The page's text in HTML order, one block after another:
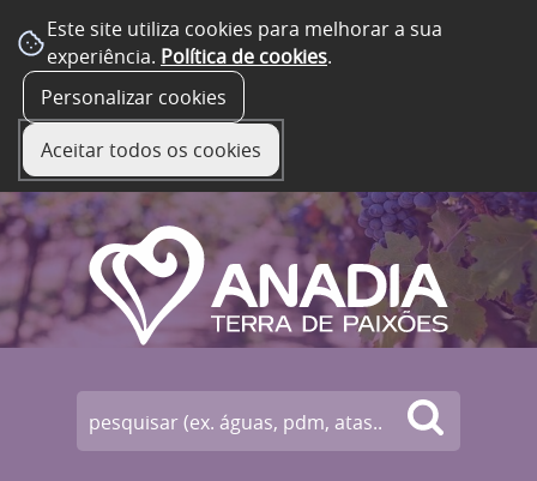
Este site utiliza cookies para melhorar a sua
experiência. Política de cookies.
Personalizar cookies
Aceitar todos os cookies